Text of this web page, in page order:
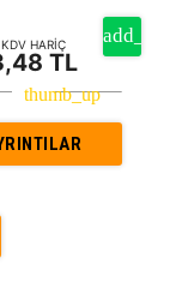
KDV HARİÇ
TL